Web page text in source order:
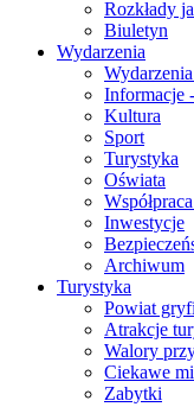
Rozkłady
Biuletyn
Wydarzenia
Informacje
Kultura
Sport
Turystyka
Oświata
Inwestycje
Archiwum
Turystyka
Powiat
Atrakcje
Walory
Ciekawe
Zabytki